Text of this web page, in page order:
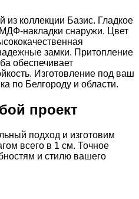
коллекции Базис. Гладкое
накладки снаружи. Цвет
замки. Притопление
обеспечивает
Изготовление под ваш
по Белгороду и области.
проект
подход и изготовим
всего в 1 см. Точное
и стилю вашего